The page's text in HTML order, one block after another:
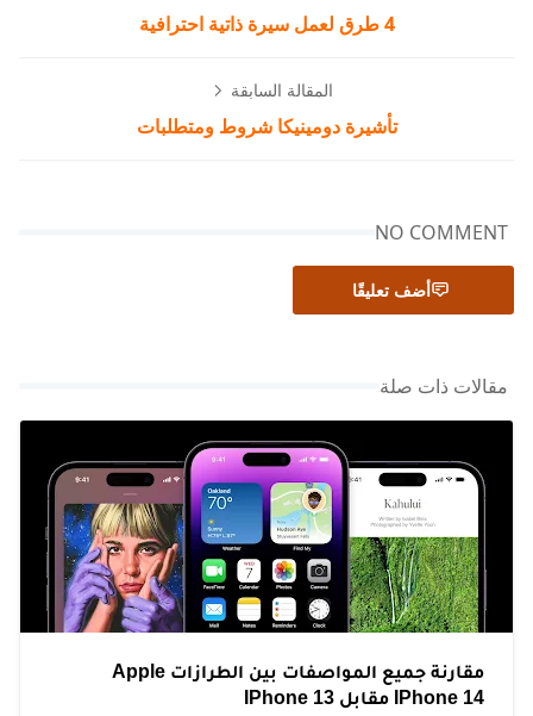
4 طرق لعمل سيرة ذاتية احترافية
المقالة السابقة
تأشيرة دومينيكا شروط ومتطلبات
NO COMMENT
أضف تعليقًا
مقالات ذات صلة
مقارنة جميع المواصفات بين الطرازات Apple
IPhone 14 مقابل IPhone 13